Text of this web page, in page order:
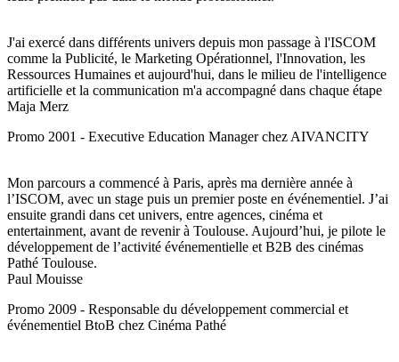
J'ai exercé dans différents univers depuis mon passage à l'ISCOM
comme la Publicité, le Marketing Opérationnel, l'Innovation, les
Ressources Humaines et aujourd'hui, dans le milieu de l'intelligence
artificielle et la communication m'a accompagné dans chaque étape
Maja Merz
Promo 2001 - Executive Education Manager chez AIVANCITY
Mon parcours a commencé à Paris, après ma dernière année à
l’ISCOM, avec un stage puis un premier poste en événementiel. J’ai
ensuite grandi dans cet univers, entre agences, cinéma et
entertainment, avant de revenir à Toulouse. Aujourd’hui, je pilote le
développement de l’activité événementielle et B2B des cinémas
Pathé Toulouse.
Paul Mouisse
Promo 2009 - Responsable du développement commercial et
événementiel BtoB chez Cinéma Pathé